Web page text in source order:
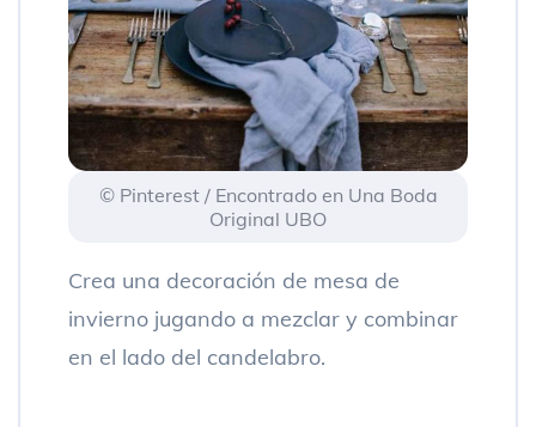
© Pinterest / Encontrado en Una Boda
Original UBO
Crea una decoración de mesa de
invierno jugando a mezclar y combinar
en el lado del candelabro.